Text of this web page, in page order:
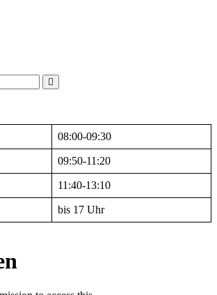
08:00-09:30
09:50-11:20
11:40-13:10
bis 17 Uhr